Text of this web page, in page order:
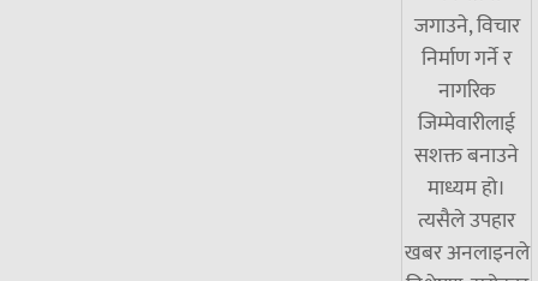
जगाउने, विचार
निर्माण गर्ने र
नागरिक
जिम्मेवारीलाई
सशक्त बनाउने
माध्यम हो।
त्यसैले उपहार
खबर अनलाइनले